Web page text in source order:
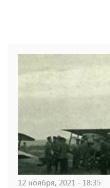
12 ноября, 2021 - 18:35